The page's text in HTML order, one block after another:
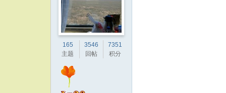
165
主题
3546
回帖
7351
积分